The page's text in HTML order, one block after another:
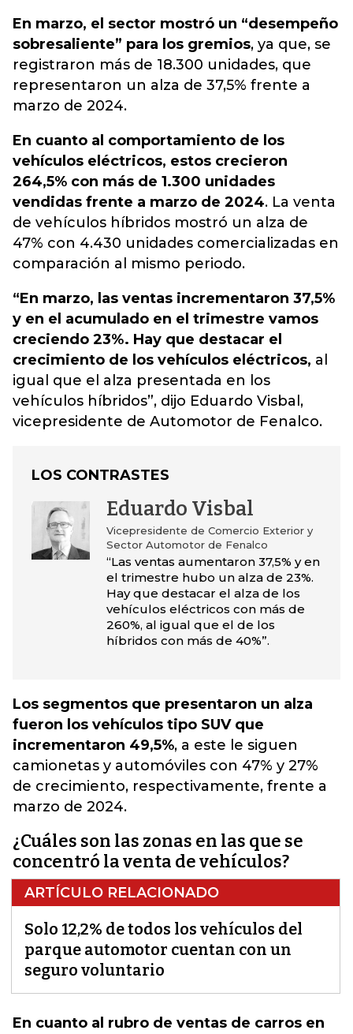
En marzo, el sector mostró un “desempeño
sobresaliente” para los gremios, ya que, se
registraron más de 18.300 unidades, que
representaron un alza de 37,5% frente a
marzo de 2024.
En cuanto al comportamiento de los
vehículos eléctricos, estos crecieron
264,5% con más de 1.300 unidades
vendidas frente a marzo de 2024. La venta
de vehículos híbridos mostró un alza de
47% con 4.430 unidades comercializadas en
comparación al mismo periodo.
“En marzo, las ventas incrementaron 37,5%
y en el acumulado en el trimestre vamos
creciendo 23%. Hay que destacar el
crecimiento de los vehículos eléctricos, al
igual que el alza presentada en los
vehículos híbridos”, dijo Eduardo Visbal,
vicepresidente de Automotor de Fenalco.
LOS CONTRASTES
Eduardo Visbal
Vicepresidente de Comercio Exterior y
Sector Automotor de Fenalco
“Las ventas aumentaron 37,5% y en
el trimestre hubo un alza de 23%.
Hay que destacar el alza de los
vehículos eléctricos con más de
260%, al igual que el de los
híbridos con más de 40%”.
Los segmentos que presentaron un alza
fueron los vehículos tipo SUV que
incrementaron 49,5%, a este le siguen
camionetas y automóviles con 47% y 27%
de crecimiento, respectivamente, frente a
marzo de 2024.
¿Cuáles son las zonas en las que se
concentró la venta de vehículos?
ARTÍCULO RELACIONADO
Solo 12,2% de todos los vehículos del
parque automotor cuentan con un
seguro voluntario
En cuanto al rubro de ventas de carros en